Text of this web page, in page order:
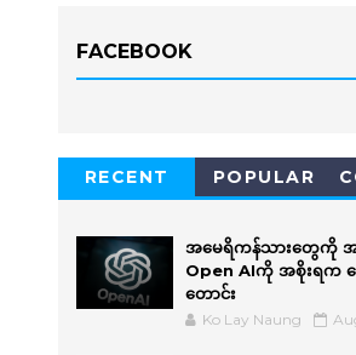
FACEBOOK
RECENT POPULAR
အမေရိကန်သားတွေကို
Open AIကို အစိုးရက လ
တောင်း
Ko Lay Naung